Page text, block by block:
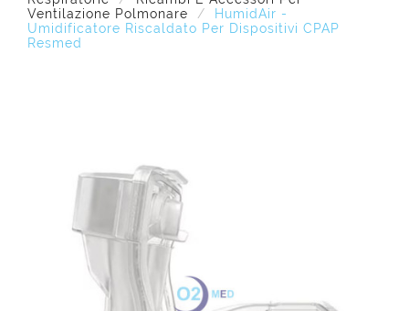
Ventilazione Polmonare
HumidAir -
Umidificatore Riscaldato Per Dispositivi CPAP
Resmed